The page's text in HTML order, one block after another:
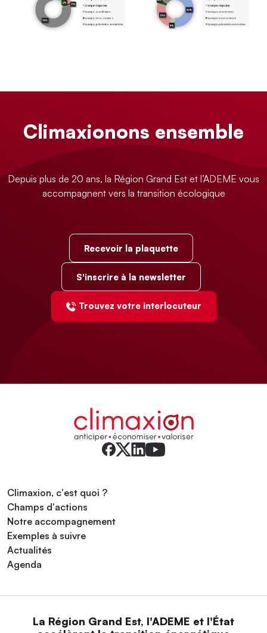
Climaxionons ensemble
Depuis plus de 20 ans, la Région Grand Est et l’ADEME vous
accompagnent vers la transition écologique
Recevoir la plaquette
S'inscrire à la newsletter
Trouvez votre interlocuteur
Climaxion, c'est quoi ?
Champs d'actions
Notre accompagnement
Exemples à suivre
Actualités
Agenda
La Région Grand Est, l'ADEME et l'État